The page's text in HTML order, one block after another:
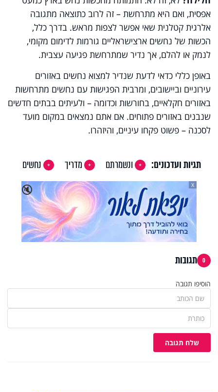
אפסית, ואם היא מתרחשת – זה לרוב כתוצאה מתגובה
אלרגית קטלנית שאי אפשר לצפות מראש. בדרך כלל,
הכשות של נחשים ארצישראליים גורמות לדימום מקומי,
לנמק או להלם, אך נדיר שמתרחשת פגיעה עצבית.
באופן כללי כדאי לדעת שנדיר למצוא נחשים באזורים
עירוניים וביישובים, ומרבית הפגישות עם נחשים מתרחשות
באזורים חקלאיים, בחורשות וכדומה – ולעיתים בבתים חדשים
שנבנים באזורים פתוחים. אם אתם נמצאים במקום מועד
לסכנה – פשוט פקחו עיניים, והיזהרו.
תגיות ועדכונים: ונשמרתם מדריך
נחשים
🔇
X
0 תגובות
הוסיפו תגובה
שלח תגובה